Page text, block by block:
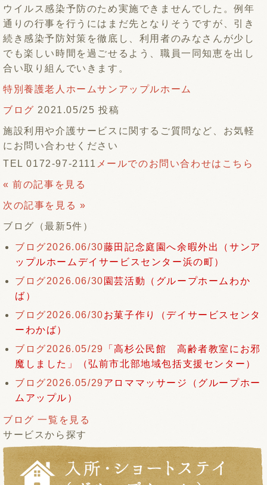
ウイルス感染予防のため実施できませんでした。例年
通りの行事を行うにはまだ先となりそうですが、引き
続き感染予防対策を徹底し、利用者のみなさんが少し
でも楽しい時間を過ごせるよう、職員一同知恵を出し
合い取り組んでいきます。
特別養護老人ホームサンアップルホーム
ブログ 2021.05/25 投稿
施設利用や介護サービスに関するご質問など、お気軽
にお問い合わせください
TEL 0172-97-2111 メールでのお問い合わせはこちら
« 前の記事を見る
次の記事を見る »
ブログ（最新5件）
ブログ2026.06/30藤田記念庭園へ余暇外出（サンア
ップルホームデイサービスセンター浜の町）
ブログ2026.06/30 園芸活動（グループホームわか
ば）
ブログ2026.06/30お菓子作り（デイサービスセンタ
ーわかば）
ブログ2026.05/29
「高杉公民館 高齢者教室にお邪
魔しました」（弘前市北部地域包括支援センター）
ブログ2026.05/29アロママッサージ（グループホー
ムアップル）
ブログ 一覧を見る
サービスから探す